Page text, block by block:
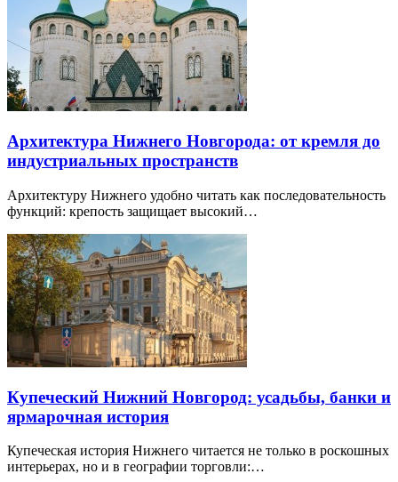
Архитектура Нижнего Новгорода: от кремля до
индустриальных пространств
Архитектуру Нижнего удобно читать как последовательность
функций: крепость защищает высокий…
Купеческий Нижний Новгород: усадьбы, банки и
ярмарочная история
Купеческая история Нижнего читается не только в роскошных
интерьерах, но и в географии торговли:…